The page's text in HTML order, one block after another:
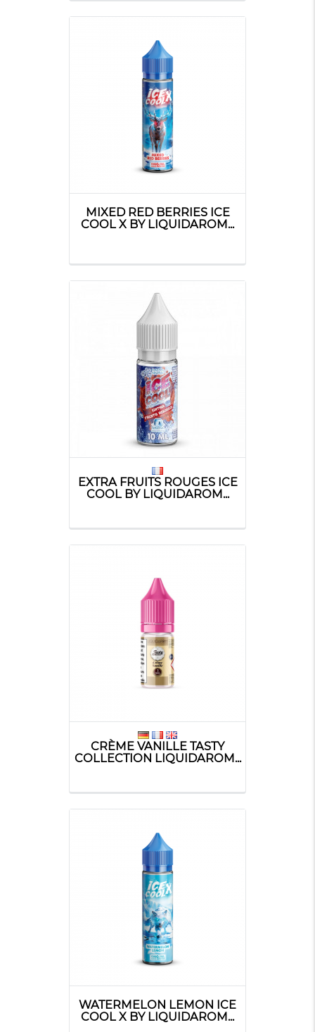
MIXED RED BERRIES ICE
COOL X BY LIQUIDAROM...
EXTRA FRUITS ROUGES ICE
COOL BY LIQUIDAROM...
CRÈME VANILLE TASTY
COLLECTION LIQUIDAROM...
WATERMELON LEMON ICE
COOL X BY LIQUIDAROM...